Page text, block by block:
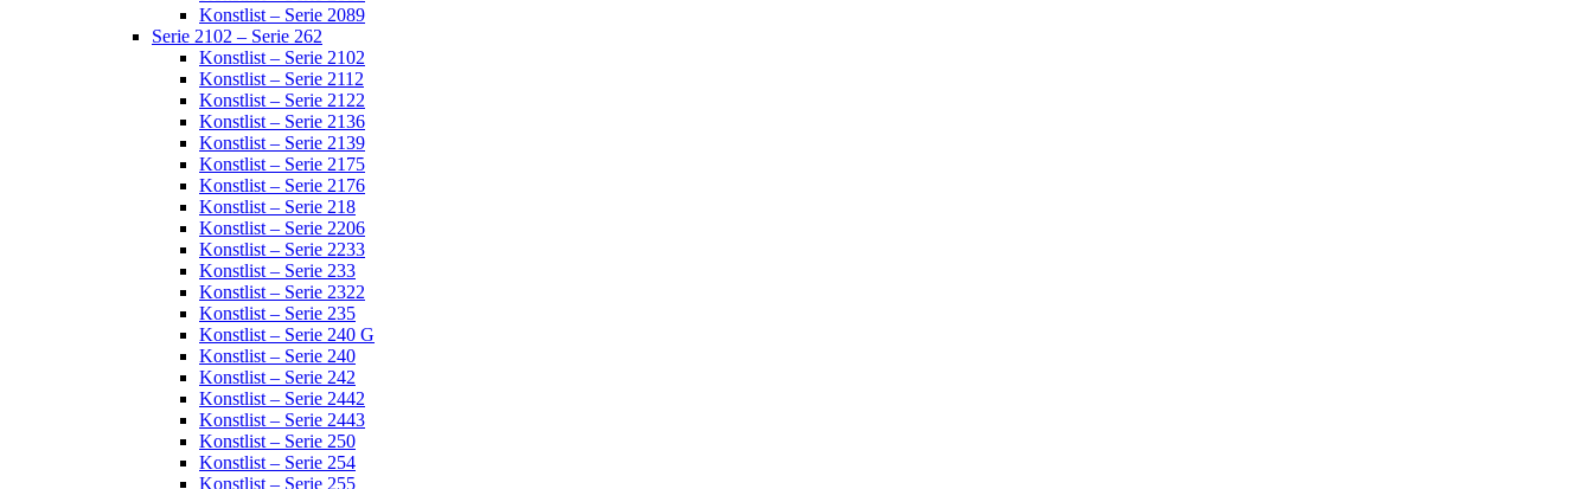
Konstlist – Serie 2089
Serie 2102 – Serie 262
Konstlist – Serie 2102
Konstlist – Serie 2112
Konstlist – Serie 2122
Konstlist – Serie 2136
Konstlist – Serie 2139
Konstlist – Serie 2175
Konstlist – Serie 2176
Konstlist – Serie 218
Konstlist – Serie 2206
Konstlist – Serie 2233
Konstlist – Serie 233
Konstlist – Serie 2322
Konstlist – Serie 235
Konstlist – Serie 240 G
Konstlist – Serie 240
Konstlist – Serie 242
Konstlist – Serie 2442
Konstlist – Serie 2443
Konstlist – Serie 250
Konstlist – Serie 254
Konstlist – Serie 255